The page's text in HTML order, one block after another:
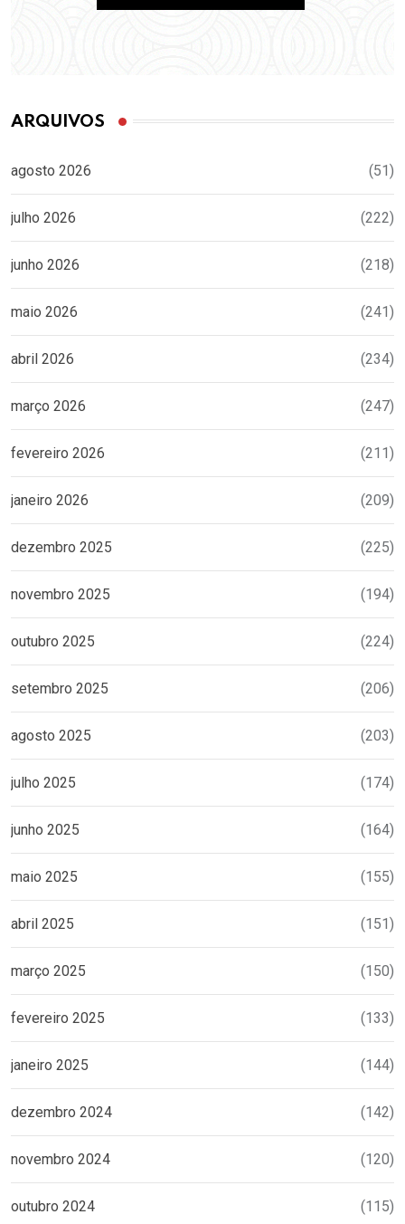
ARQUIVOS
agosto 2026 (51)
julho 2026 (222)
junho 2026 (218)
maio 2026 (241)
abril 2026 (234)
março 2026 (247)
fevereiro 2026 (211)
janeiro 2026 (209)
dezembro 2025 (225)
novembro 2025 (194)
outubro 2025 (224)
setembro 2025 (206)
agosto 2025 (203)
julho 2025 (174)
junho 2025 (164)
maio 2025 (155)
abril 2025 (151)
março 2025 (150)
fevereiro 2025 (133)
janeiro 2025 (144)
dezembro 2024 (142)
novembro 2024 (120)
outubro 2024 (115)